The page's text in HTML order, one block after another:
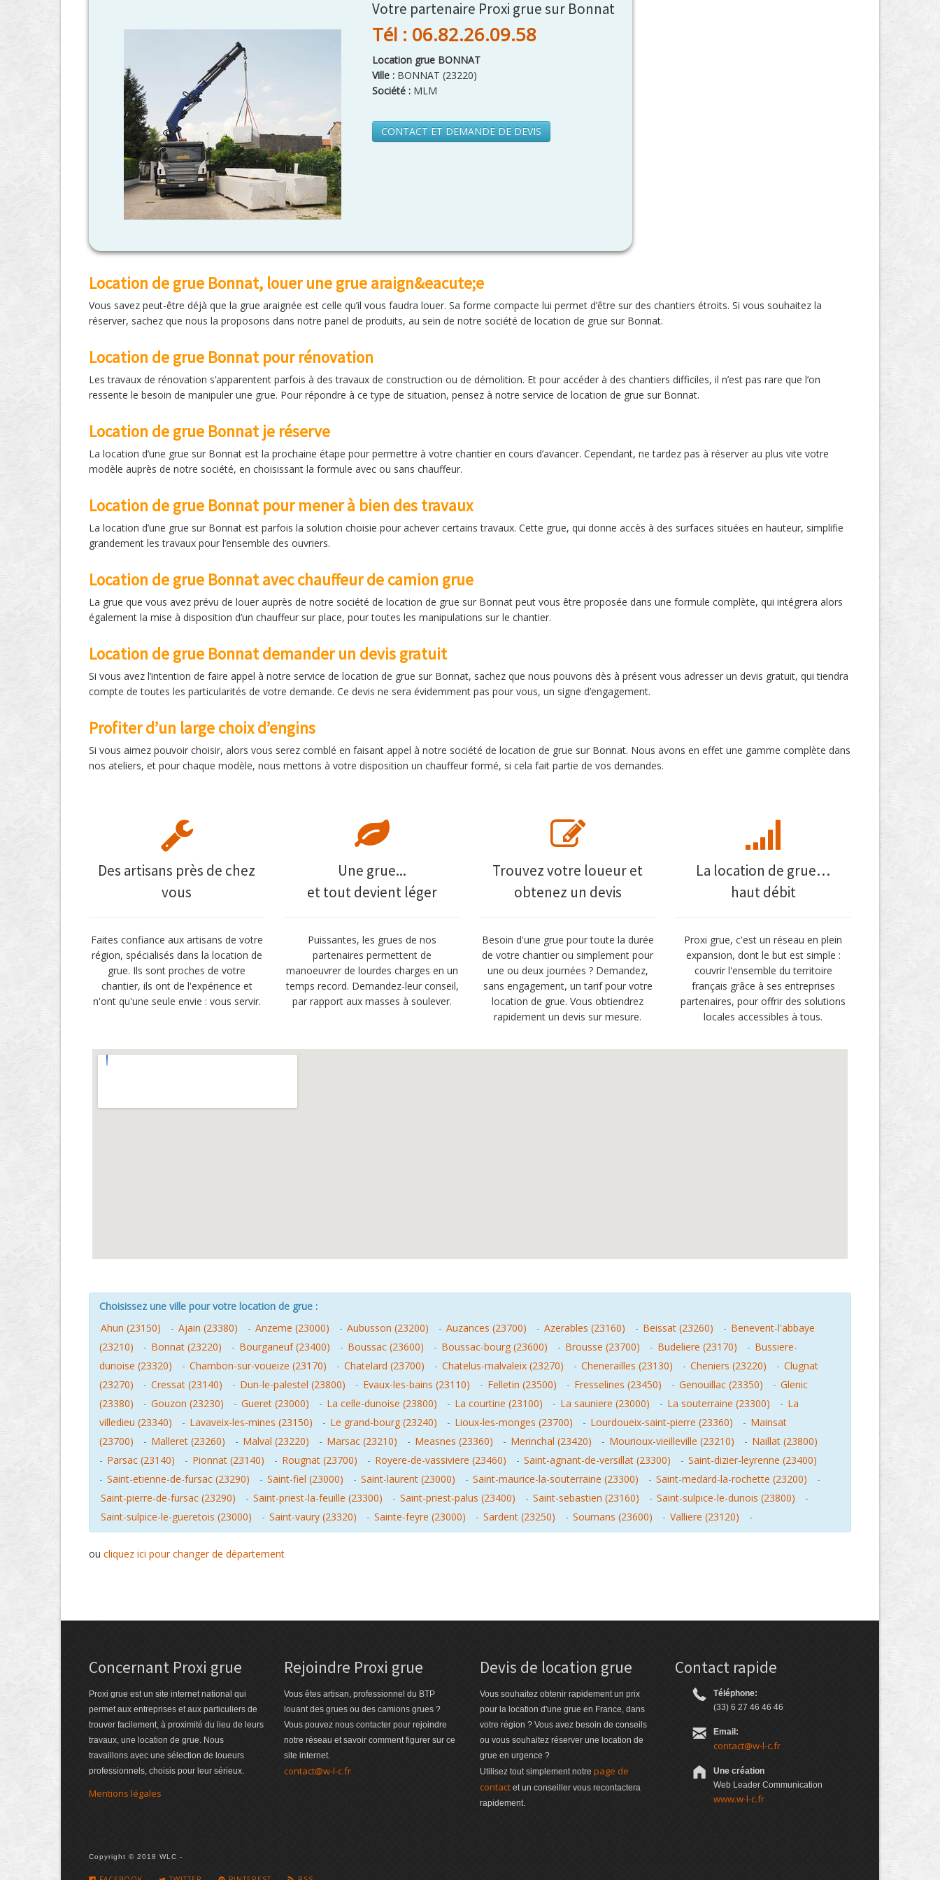
Votre partenaire Proxi grue sur Bonnat
Tél : 06.82.26.09.58
Location grue BONNAT
Ville : BONNAT (23220)
Société : MLM
CONTACT ET DEMANDE DE DEVIS
Location de grue Bonnat, louer une grue araign&eacute;e
Vous savez peut-être déjà que la grue araignée est celle qu’il vous faudra louer. Sa forme compacte lui permet d’être sur des chantiers étroits. Si vous souhaitez la
réserver, sachez que nous la proposons dans notre panel de produits, au sein de notre société de location de grue sur Bonnat.
Location de grue Bonnat pour rénovation
Les travaux de rénovation s’apparentent parfois à des travaux de construction ou de démolition. Et pour accéder à des chantiers difficiles, il n’est pas rare que l’on
ressente le besoin de manipuler une grue. Pour répondre à ce type de situation, pensez à notre service de location de grue sur Bonnat.
Location de grue Bonnat je réserve
La location d’une grue sur Bonnat est la prochaine étape pour permettre à votre chantier en cours d’avancer. Cependant, ne tardez pas à réserver au plus vite votre
modèle auprès de notre société, en choisissant la formule avec ou sans chauffeur.
Location de grue Bonnat pour mener à bien des travaux
La location d’une grue sur Bonnat est parfois la solution choisie pour achever certains travaux. Cette grue, qui donne accès à des surfaces situées en hauteur, simplifie
grandement les travaux pour l’ensemble des ouvriers.
Location de grue Bonnat avec chauffeur de camion grue
La grue que vous avez prévu de louer auprès de notre société de location de grue sur Bonnat peut vous être proposée dans une formule complète, qui intégrera alors
également la mise à disposition d’un chauffeur sur place, pour toutes les manipulations sur le chantier.
Location de grue Bonnat demander un devis gratuit
Si vous avez l’intention de faire appel à notre service de location de grue sur Bonnat, sachez que nous pouvons dès à présent vous adresser un devis gratuit, qui tiendra
compte de toutes les particularités de votre demande. Ce devis ne sera évidemment pas pour vous, un signe d’engagement.
Profiter d’un large choix d’engins
Si vous aimez pouvoir choisir, alors vous serez comblé en faisant appel à notre société de location de grue sur Bonnat. Nous avons en effet une gamme complète dans
nos ateliers, et pour chaque modèle, nous mettons à votre disposition un chauffeur formé, si cela fait partie de vos demandes.
Des artisans près de chez
vous
Faites confiance aux artisans de votre
région, spécialisés dans la location de
grue. Ils sont proches de votre
chantier, ils ont de l'expérience et
n'ont qu'une seule envie : vous servir.
Une grue...
et tout devient léger
Puissantes, les grues de nos
partenaires permettent de
manoeuvrer de lourdes charges en un
temps record. Demandez-leur conseil,
par rapport aux masses à soulever.
Trouvez votre loueur et
obtenez un devis
Besoin d'une grue pour toute la durée
de votre chantier ou simplement pour
une ou deux journées ? Demandez,
sans engagement, un tarif pour votre
location de grue. Vous obtiendrez
rapidement un devis sur mesure.
La location de grue…
haut débit
Proxi grue, c'est un réseau en plein
expansion, dont le but est simple :
couvrir l'ensemble du territoire
français grâce à ses entreprises
partenaires, pour offrir des solutions
locales accessibles à tous.
Choisissez une ville pour votre location de grue :
Ahun (23150)
- Ajain (23380) - Anzeme (23000) - Aubusson (23200) - Auzances (23700) - Azerables (23160) - Beissat (23260) - Benevent-l'abbaye
(23210)
- Bonnat (23220) - Bourganeuf (23400) - Boussac (23600) - Boussac-bourg (23600) - Brousse (23700) - Budeliere (23170) - Bussiere-
dunoise (23320)
- Chambon-sur-voueize (23170) - Chatelard (23700) - Chatelus-malvaleix (23270) - Chenerailles (23130) - Cheniers (23220) - Clugnat
(23270)
- Cressat (23140) - Dun-le-palestel (23800) - Evaux-les-bains (23110) - Felletin (23500) - Fresselines (23450) - Genouillac (23350) - Glenic
(23380)
- Gouzon (23230) - Gueret (23000) - La celle-dunoise (23800) - La courtine (23100) - La sauniere (23000) - La souterraine (23300) - La
villedieu (23340)
- Lavaveix-les-mines (23150) - Le grand-bourg (23240) - Lioux-les-monges (23700) - Lourdoueix-saint-pierre (23360) - Mainsat
(23700)
- Malleret (23260) - Malval (23220) - Marsac (23210) - Measnes (23360) - Merinchal (23420) - Mourioux-vieilleville (23210) - Naillat (23800)
- Parsac (23140) - Pionnat (23140) - Rougnat (23700) - Royere-de-vassiviere (23460) - Saint-agnant-de-versillat (23300) - Saint-dizier-leyrenne (23400)
- Saint-etienne-de-fursac (23290) - Saint-fiel (23000) - Saint-laurent (23000) - Saint-maurice-la-souterraine (23300) - Saint-medard-la-rochette (23200)
-
Saint-pierre-de-fursac (23290)
- Saint-priest-la-feuille (23300) - Saint-priest-palus (23400) - Saint-sebastien (23160) - Saint-sulpice-le-dunois (23800)
-
Saint-sulpice-le-gueretois (23000)
- Saint-vaury (23320) - Sainte-feyre (23000) - Sardent (23250) - Soumans (23600) - Valliere (23120) -
ou cliquez ici pour changer de département
Concernant Proxi grue
Proxi grue est un site internet national qui
permet aux entreprises et aux particuliers de
trouver facilement, à proximité du lieu de leurs
travaux, une location de grue. Nous
travaillons avec une sélection de loueurs
professionnels, choisis pour leur sérieux.
Mentions légales
Rejoindre Proxi grue
Vous êtes artisan, professionnel du BTP
louant des grues ou des camions grues ?
Vous pouvez nous contacter pour rejoindre
notre réseau et savoir comment figurer sur ce
site internet.
contact@w-l-c.fr
Devis de location grue
Vous souhaitez obtenir rapidement un prix
pour la location d'une grue en France, dans
votre région ? Vous avez besoin de conseils
ou vous souhaitez réserver une location de
grue en urgence ?
Utilisez tout simplement notre page de
contactet un conseiller vous recontactera
rapidement.
Contact rapide
Téléphone:
(33) 6 27 46 46 46
Email:
contact@w-l-c.fr
Une création
Web Leader Communication
www.w-l-c.fr
Copyright © 2018 WLC -